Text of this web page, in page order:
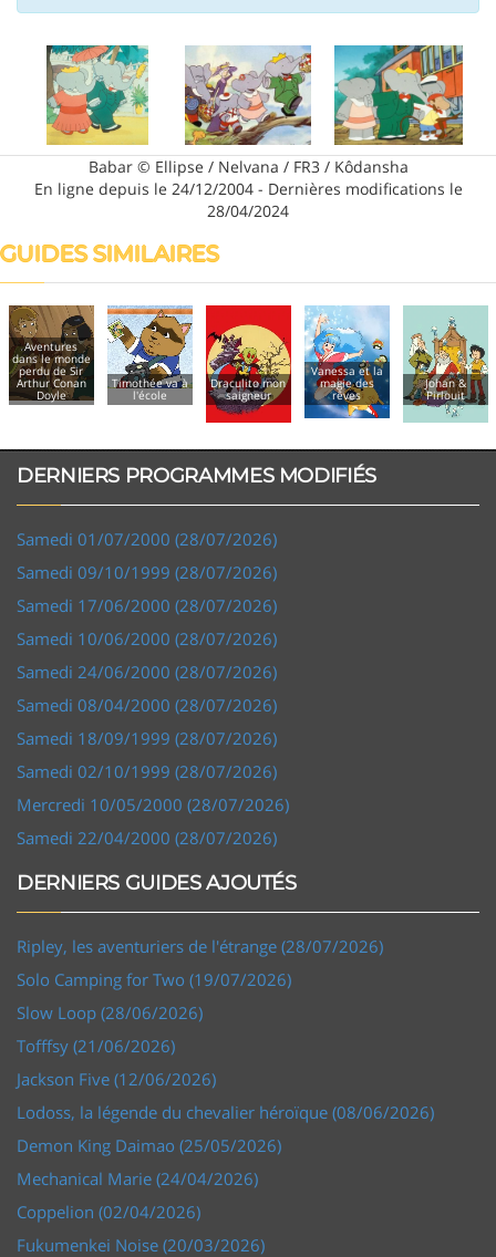
Babar © Ellipse / Nelvana / FR3 / Kôdansha
En ligne depuis le 24/12/2004 - Dernières modifications le
28/04/2024
GUIDES SIMILAIRES
Aventures
dans le monde
perdu de Sir
Arthur Conan
Doyle
Timothée va à
l'école
Draculito mon
saigneur
Vanessa et la
magie des
rêves
Johan &
Pirlouit
DERNIERS PROGRAMMES MODIFIÉS
Samedi 01/07/2000 (28/07/2026)
Samedi 09/10/1999 (28/07/2026)
Samedi 17/06/2000 (28/07/2026)
Samedi 10/06/2000 (28/07/2026)
Samedi 24/06/2000 (28/07/2026)
Samedi 08/04/2000 (28/07/2026)
Samedi 18/09/1999 (28/07/2026)
Samedi 02/10/1999 (28/07/2026)
Mercredi 10/05/2000 (28/07/2026)
Samedi 22/04/2000 (28/07/2026)
DERNIERS GUIDES AJOUTÉS
Ripley, les aventuriers de l'étrange (28/07/2026)
Solo Camping for Two (19/07/2026)
Slow Loop (28/06/2026)
Tofffsy (21/06/2026)
Jackson Five (12/06/2026)
Lodoss, la légende du chevalier héroïque (08/06/2026)
Demon King Daimao (25/05/2026)
Mechanical Marie (24/04/2026)
Coppelion (02/04/2026)
Fukumenkei Noise (20/03/2026)